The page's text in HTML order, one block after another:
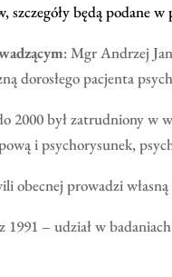
szczegóły będą podane
: Mgr Andrzej
dorosłego pacjenta
2000 był zatrudniony w
i psychorysunek,
obecnej prowadzi
1991 – udział w